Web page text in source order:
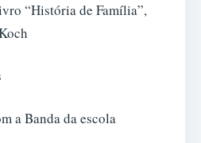
“História de Família”,
a Banda da escola